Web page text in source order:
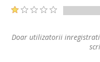
Doar utilizatorii